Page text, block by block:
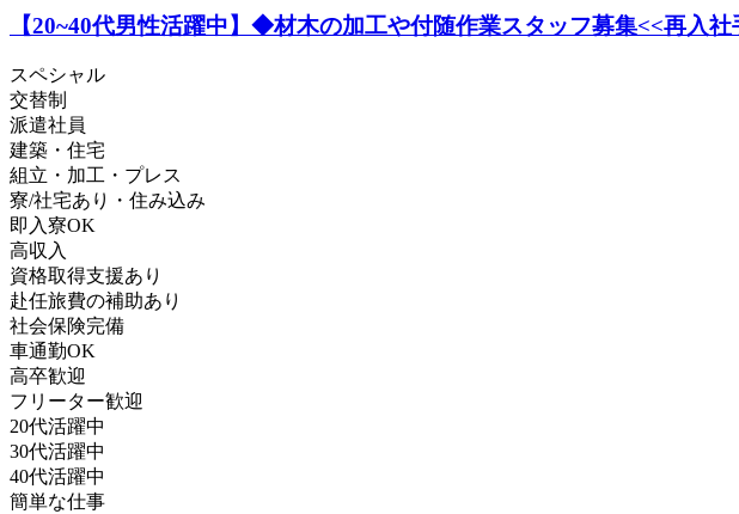
【20~40代男性活躍中】◆材木の加工や付随作業スタッフ募集<<再入
スペシャル
交替制
派遣社員
建築・住宅
組立・加工・プレス
寮/社宅あり・住み込み
即入寮OK
高収入
資格取得支援あり
赴任旅費の補助あり
社会保険完備
車通勤OK
高卒歓迎
フリーター歓迎
20代活躍中
30代活躍中
40代活躍中
簡単な仕事